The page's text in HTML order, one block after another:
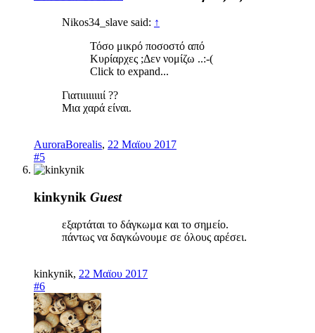
Nikos34_slave said: ↑
Τόσο μικρό ποσοστό από
Κυρίαρχες ;Δεν νομίζω ..:-(
Click to expand...
Γιατιιιιιιιιί ??
Μια χαρά είναι.
AuroraBorealis, 22 Μαϊου 2017
#5
kinkynik Guest
εξαρτάται το δάγκωμα και το σημείο.
πάντως να δαγκώνουμε σε όλους αρέσει.
kinkynik, 22 Μαϊου 2017
#6